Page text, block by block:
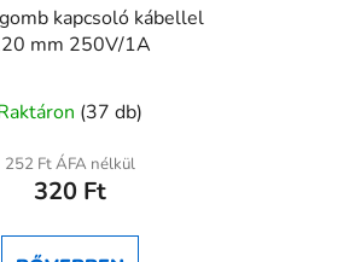
kapcsoló kábellel
mm 250V/1A
termék
átlagos
értékelése
ből
(37 db)
252 Ft ÁFA nélkül
320 Ft